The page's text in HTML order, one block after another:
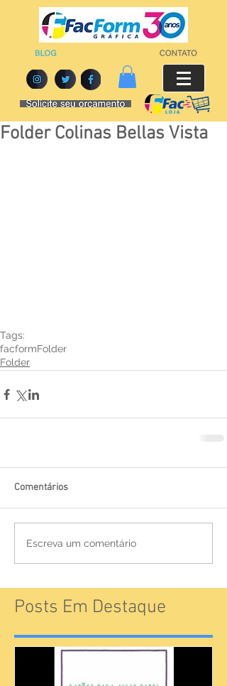
Folder Colinas Bellas Vista
Tags:
facformFolder
Folder
Comentários
Escreva um comentário
Posts Em Destaque